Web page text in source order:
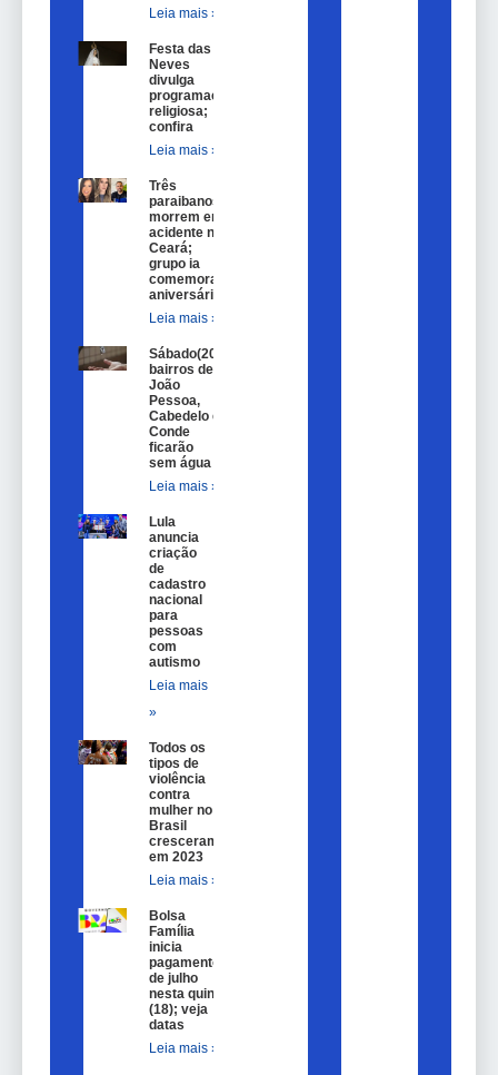
Leia mais »
Festa das
Neves
divulga
programação
religiosa;
confira
Leia mais »
Três
paraibanos
morrem em
acidente no
Ceará;
grupo ia
comemorar
aniversário
Leia mais »
Sábado(20)
bairros de
João
Pessoa,
Cabedelo e
Conde
ficarão
sem água
Leia mais »
Lula
anuncia
criação
de
cadastro
nacional
para
pessoas
com
autismo
Leia mais
»
Todos os
tipos de
violência
contra
mulher no
Brasil
cresceram
em 2023
Leia mais »
Bolsa
Família
inicia
pagamentos
de julho
nesta quinta
(18); veja
datas
Leia mais »